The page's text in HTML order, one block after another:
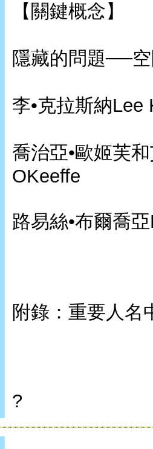
【關鍵概念】
隱藏的問題──
李•克拉斯納Lee
喬治亞•歐姬芙
OKeeffe
路易絲•布爾喬
附錄：重要人名
?